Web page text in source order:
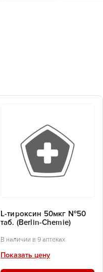
L-тироксин 50мкг №50
таб. (Berlin-Chemie)
В наличии в 9 аптеках
Показать цену